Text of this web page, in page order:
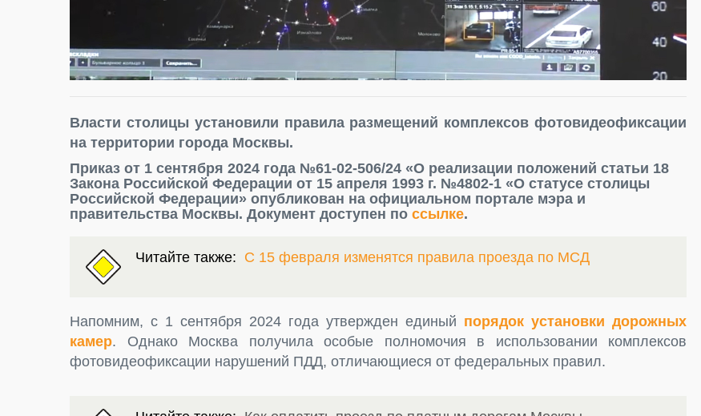
Власти столицы установили правила размещений комплексов фотовидеофиксации
на территории города Москвы.
Приказ от 1 сентября 2024 года №61-02-506/24 «О реализации положений статьи 18
Закона Российской Федерации от 15 апреля 1993 г. №4802-1 «О статусе столицы
Российской Федерации» опубликован на официальном портале мэра и
правительства Москвы. Документ доступен по ссылке.
Читайте также: С 15 февраля изменятся правила проезда по МСД
Напомним, с 1 сентября 2024 года утвержден единый порядок установки дорожных
камер. Однако Москва получила особые полномочия в использовании комплексов
фотовидеофиксации нарушений ПДД, отличающиеся от федеральных правил.